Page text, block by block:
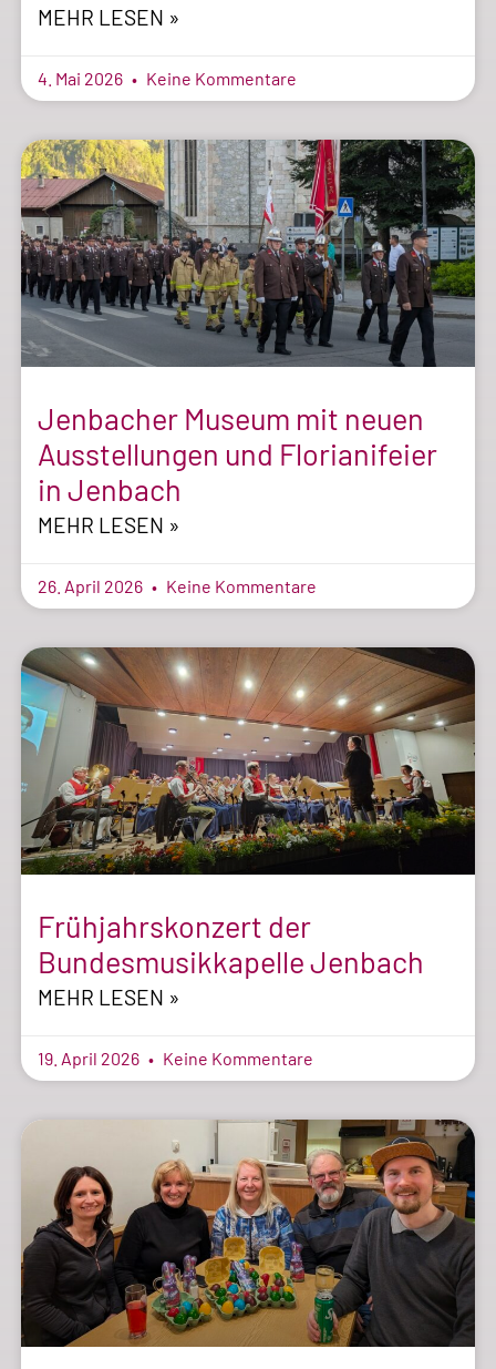
MEHR LESEN »
4. Mai 2026 Keine Kommentare
Jenbacher Museum mit neuen
Ausstellungen und Florianifeier
in Jenbach
MEHR LESEN »
26. April 2026 Keine Kommentare
Frühjahrskonzert der
Bundesmusikkapelle Jenbach
MEHR LESEN »
19. April 2026 Keine Kommentare